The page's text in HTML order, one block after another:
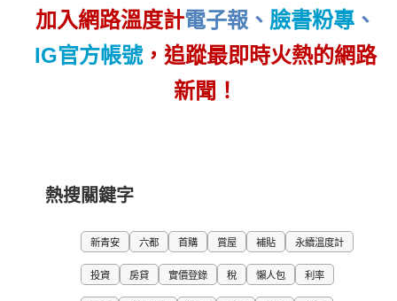
加入網路溫度計電子報 、 臉書粉專 、
IG官方帳號，追蹤最即時火熱的網路
新聞！
熱搜關鍵字
新青安 六都 首購 賞屋 補貼 永續溫度計
投資 房貸 實價登錄 稅 懶人包 利率